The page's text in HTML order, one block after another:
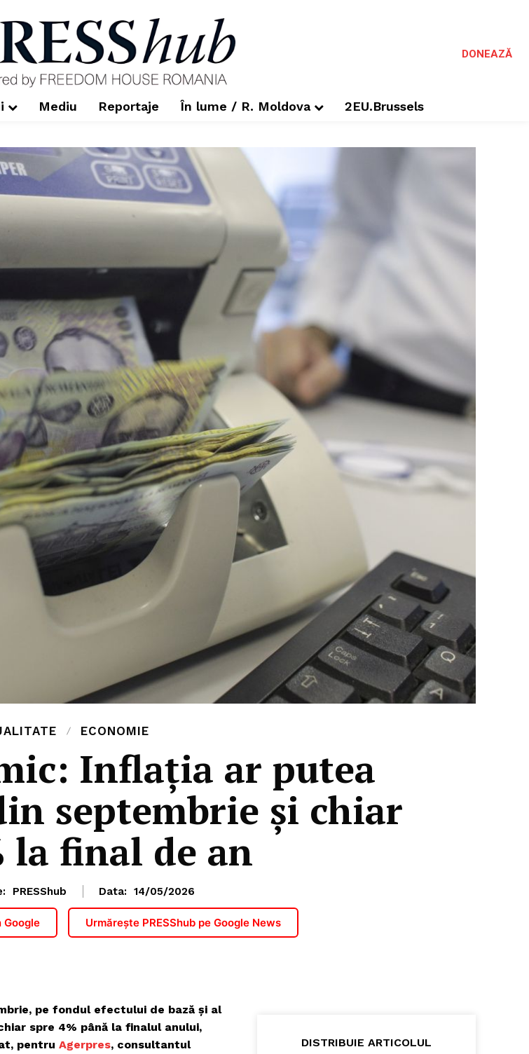
DONEAZĂ
Mediu Reportaje În lume / R. Moldova 2EU.Brussels
ECONOMIE
Inflaţia ar putea
septembrie şi chiar
la final de an
PRESShub Data: 14/05/2026
Urmărește PRESShub pe Google News
pe fondul efectului de bază şi al
spre 4% până la finalul anului,
pentru Agerpres, consultantul
DISTRIBUIE ARTICOLUL